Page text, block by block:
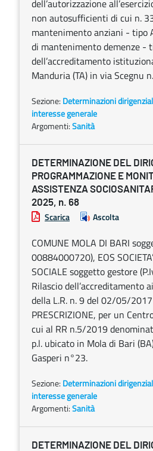
dell’autorizzazione
non autosufficienti di cui n.
mantenimento anziani - tipo
di mantenimento demenze -
dell’accreditamento
Manduria (TA) in via Scegnu
Sezione: Determinazioni
interesse generale
Argomenti:Sanità
DETERMINAZIONE DEL
PROGRAMMAZIONE E
ASSISTENZA
2025, n. 68
Scarica Ascolta
COMUNE MOLA DI BARI
00884000720), EOS
SOCIALE soggetto gestore
Rilascio dell’accreditamento
della L.R. n. 9 del 02/05/
PRESCRIZIONE, per un
cui al RR n.5/2019
p.l. ubicato in Mola di Bari
Gasperi n°23.
Sezione: Determinazioni
interesse generale
Argomenti:Sanità
DETERMINAZIONE DEL